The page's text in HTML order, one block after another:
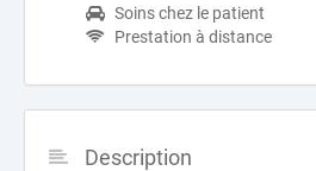
Soins chez le patient
Prestation à distance
Description